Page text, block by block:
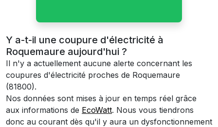
Y a-t-il une coupure d'électricité à
Roquemaure aujourd'hui ?
Il n'y a actuellement aucune alerte concernant les
coupures d'électricité proches de Roquemaure
(81800).
Nos données sont mises à jour en temps réel grâce
aux informations de EcoWatt. Nous vous tiendrons
donc au courant dès qu'il y aura un dysfonctionnement